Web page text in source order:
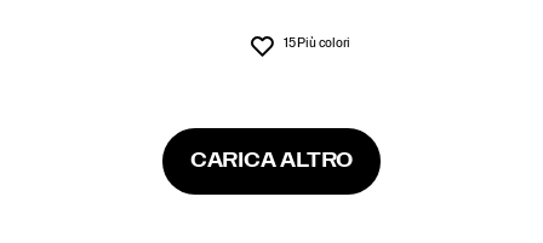
Lista dei desideri
15 Più colori
CARICA ALTRO